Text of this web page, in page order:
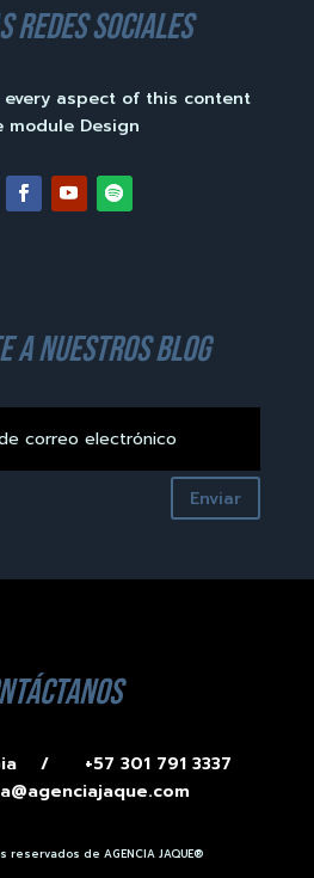
redes sociales
every aspect of this content
module Design
a nuestros blog
Enviar
/
+57 301 791 3337
reservados de AGENCIA JAQUE®